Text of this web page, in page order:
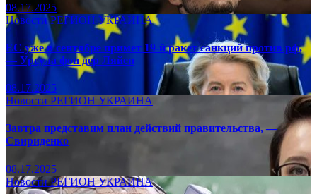
08.17.2025
НовостиРЕГИОНУКРАИНА
ЕС уже в сентябре примет 19-й ракет санкций против рф,
— Урсула фон дер Ляйен
08.17.2025
Новости РЕГИОН УКРАИНА
Завтра представим план действий правительства, —
Свириденко
08.17.2025
НовостиРЕГИОНУКРАИНА